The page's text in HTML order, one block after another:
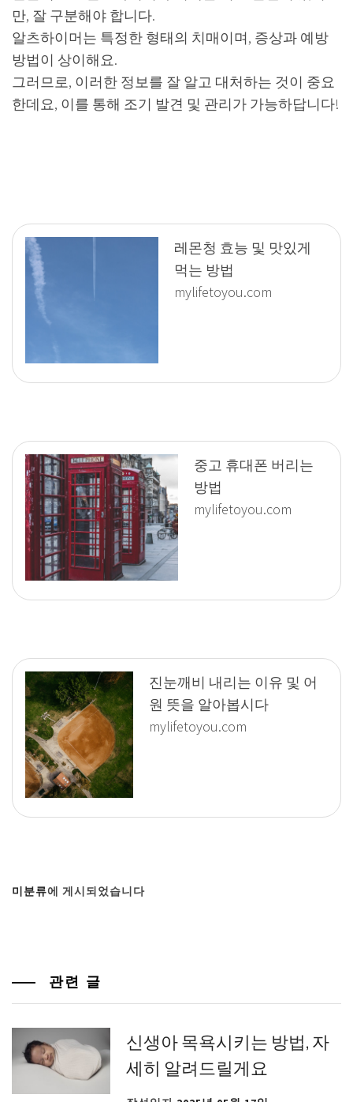
만, 잘 구분해야 합니다.
알츠하이머는 특정한 형태의 치매이며, 증상과 예방
방법이 상이해요.
그러므로, 이러한 정보를 잘 알고 대처하는 것이 중요
한데요, 이를 통해 조기 발견 및 관리가 가능하답니다!
레몬청 효능 및 맛있게
먹는 방법
mylifetoyou.com
중고 휴대폰 버리는
방법
mylifetoyou.com
진눈깨비 내리는 이유 및 어
원 뜻을 알아봅시다
mylifetoyou.com
미분류에 게시되었습니다
관련 글
신생아 목욕시키는 방법, 자
세히 알려드릴게요